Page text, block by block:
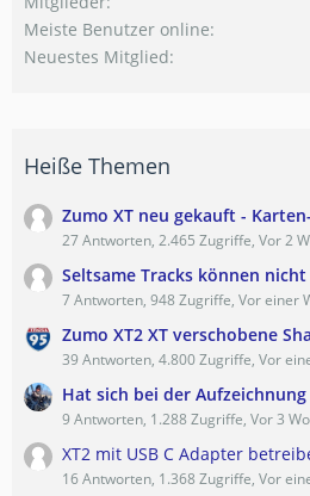
Meiste Benutzer online
Neuestes Mitglied
Heiße Themen
Zumo XT neu gekauft -
27 Antworten, 2.465 Zugriffe, Vor 2
Seltsame Tracks können
7 Antworten, 948 Zugriffe, Vor einer
Zumo XT2 XT verschobene
39 Antworten, 4.800 Zugriffe, Vor
Hat sich bei der
9 Antworten, 1.288 Zugriffe, Vor 3
XT2 mit USB C Adapter
16 Antworten, 1.368 Zugriffe, Vor